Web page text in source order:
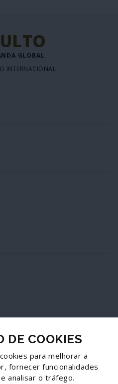
GLOBAL
INTERNACIONAL
DE COOKIES
para melhorar a
fornecer funcionalidades
analisar o tráfego.